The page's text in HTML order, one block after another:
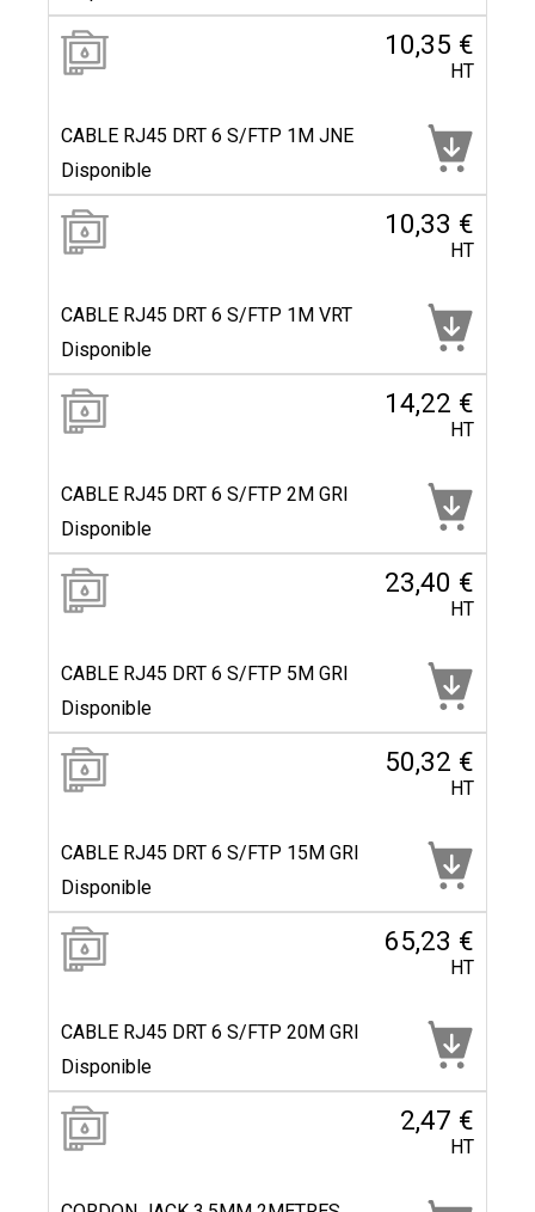
10,35 €
HT
CABLE RJ45 DRT 6 S/FTP 1M JNE
Disponible
10,33 €
HT
CABLE RJ45 DRT 6 S/FTP 1M VRT
Disponible
14,22 €
HT
CABLE RJ45 DRT 6 S/FTP 2M GRI
Disponible
23,40 €
HT
CABLE RJ45 DRT 6 S/FTP 5M GRI
Disponible
50,32 €
HT
CABLE RJ45 DRT 6 S/FTP 15M GRI
Disponible
65,23 €
HT
CABLE RJ45 DRT 6 S/FTP 20M GRI
Disponible
2,47 €
HT